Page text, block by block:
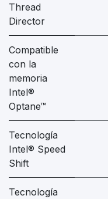
Thread
Director
Compatible
con la
memoria
Intel®
Optane™
Tecnología
Intel® Speed
Shift
Tecnología